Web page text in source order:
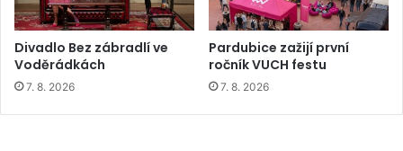
Divadlo Bez zábradlí ve
Voděrádkách
7. 8. 2026
Pardubice zažijí první
ročník VUCH festu
7. 8. 2026